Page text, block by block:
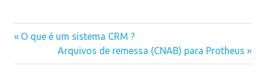
Navegação
Previous
O que é um sistema CRM ?
Next
Post:
Arquivos de remessa (CNAB) para Protheus